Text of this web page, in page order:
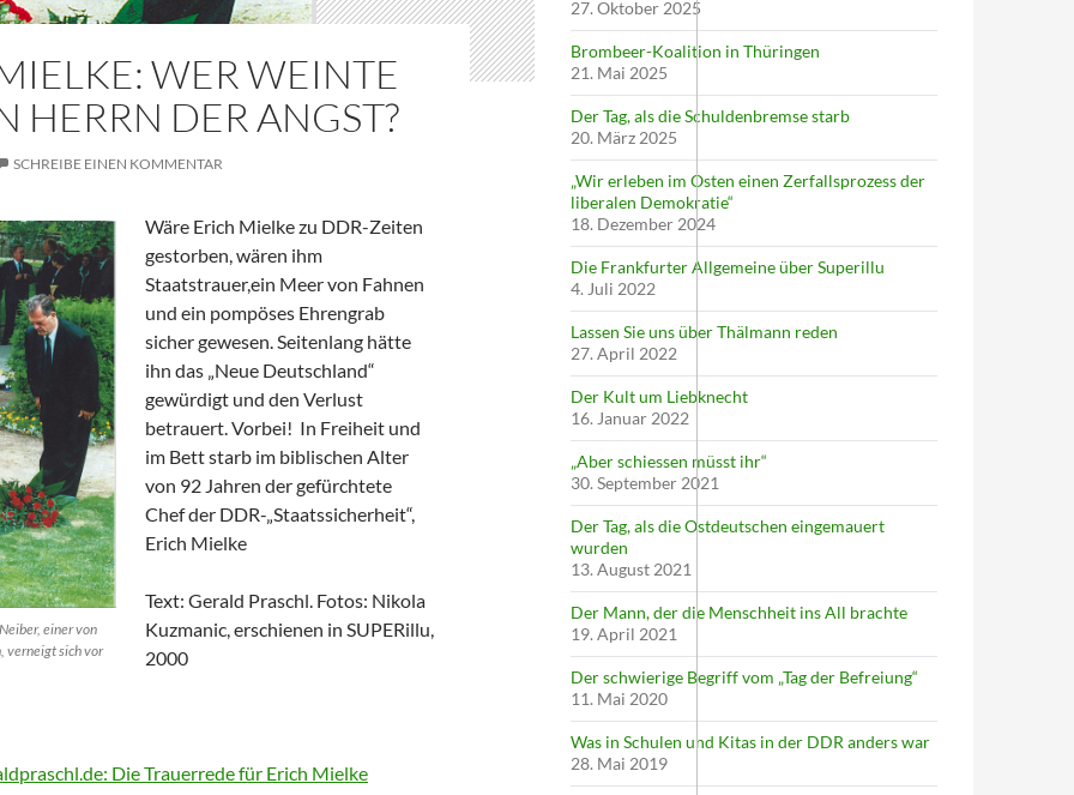
WER WEINTE
HERRN DER ANGST?
SCHREIBE EINEN KOMMENTAR
einer von
verneigt sich vor
Wäre Erich Mielke zu DDR-Zeiten
gestorben, wären ihm
Staatstrauer,ein Meer von Fahnen
und ein pompöses Ehrengrab
sicher gewesen. Seitenlang hätte
ihn das „Neue Deutschland“
gewürdigt und den Verlust
betrauert. Vorbei! In Freiheit und
im Bett starb im biblischen Alter
von 92 Jahren der gefürchtete
Chef der DDR-„Staatssicherheit“,
Erich Mielke
Text: Gerald Praschl. Fotos: Nikola
Kuzmanic, erschienen in SUPERillu,
2000
Die Trauerrede für Erich Mielke
27. Oktober 2025
Brombeer-Koalition in Thüringen
21. Mai 2025
Der Tag, als die Schuldenbremse starb
20. März 2025
„Wir erleben im Osten einen Zerfallsprozess der
liberalen Demokratie“
18. Dezember 2024
Die Frankfurter Allgemeine über Superillu
4. Juli 2022
Lassen Sie uns über Thälmann reden
27. April 2022
Der Kult um Liebknecht
16. Januar 2022
„Aber schiessen müsst ihr“
30. September 2021
Der Tag, als die Ostdeutschen eingemauert
wurden
13. August 2021
Der Mann, der die Menschheit ins All brachte
19. April 2021
Der schwierige Begriff vom „Tag der Befreiung“
11. Mai 2020
Was in Schulen und Kitas in der DDR anders war
28. Mai 2019